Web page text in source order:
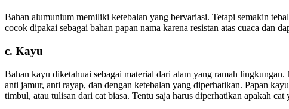
Bahan alumunium memiliki ketebalan yang bervariasi. Tetapi semakin
cocok dipakai sebagai bahan papan nama karena resistan atas cuaca dan
c. Kayu
Bahan kayu diketahuai sebagai material dari alam yang ramah
anti jamur, anti rayap, dan dengan ketebalan yang diperhatikan. Papan
timbul, atau tulisan dari cat biasa. Tentu saja harus diperhatikan apakah